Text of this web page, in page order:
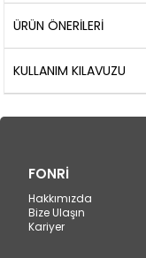
ÜRÜN ÖNERILERI
KULLANIM KILAVUZU
FONRİ
Hakkımızda
Bize Ulaşın
Kariyer